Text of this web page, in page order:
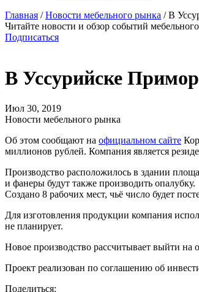
Главная /Новости мебельного рынка /В
Читайте новости и обзор событий
Подписаться
В Уссурийске
Июл 30, 2019
Новости мебельного рынка
Об этом сообщают на официальном сайте
миллионов рублей. Компания является
Производство расположилось в здании
и фанеры будут также производить опалубку.
Создано 8 рабочих мест, чьё число будет
Для изготовления продукции компания
не планирует.
Новое производство рассчитывает выйти
Проект реализован по соглашению об
Поделиться: